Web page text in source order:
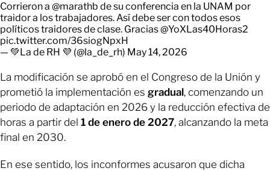
Corrieron a @marathb de su conferencia en la UNAM por
traidor a los trabajadores. Así debe ser con todos esos
políticos traidores de clase. Gracias@YoXLas40Horas2
pic.twitter.com/36siogNpxH
— 💚La de RH 💜 (@la_de_rh) May 14, 2026
La modificación se aprobó en el Congreso de la Unión y
prometió la implementación es gradual, comenzando un
periodo de adaptación en 2026 y la reducción efectiva de
horas a partir del 1 de enero de 2027, alcanzando la meta
final en 2030.
En ese sentido, los inconformes acusaron que dicha